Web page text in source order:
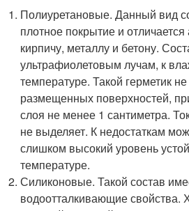
Полиуретановые. Данный вид
плотное покрытие и отличается
кирпичу, металлу и бетону.
ультрафиолетовым лучам, к
температуре. Такой герметик
размещенных поверхностей,
слоя не менее 1 сантиметра.
не выделяет. К недостаткам
слишком высокий уровень
температуре.
Силиконовые. Такой состав
водоотталкивающие свойства.